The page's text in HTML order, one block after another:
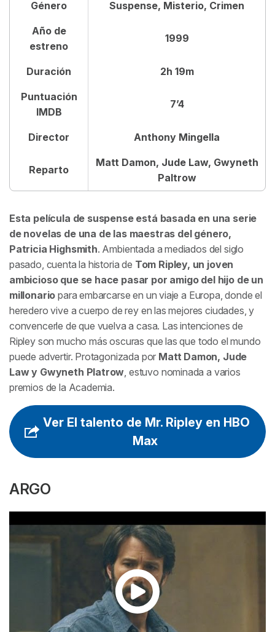
Género Suspense, Misterio, Crimen
Año de
estreno
1999
Duración 2h 19m
Puntuación
IMDB
7’4
Director Anthony Mingella
Reparto
Matt Damon, Jude Law, Gwyneth
Paltrow
Esta película de suspense está basada en una serie
de novelas de una de las maestras del género,
Patricia Highsmith. Ambientada a mediados del siglo
pasado, cuenta la historia de Tom Ripley, un joven
ambicioso que se hace pasar por amigo del hijo de un
millonario para embarcarse en un viaje a Europa, donde el
heredero vive a cuerpo de rey en las mejores ciudades, y
convencerle de que vuelva a casa. Las intenciones de
Ripley son mucho más oscuras que las que todo el mundo
puede advertir. Protagonizada por Matt Damon, Jude
Law y Gwyneth Platrow, estuvo nominada a varios
premios de la Academia.
Ver El talento de Mr. Ripley en HBO
Max
ARGO